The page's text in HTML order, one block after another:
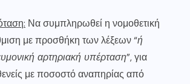
Να συμπληρωθεί η νομοθετική
με προσθήκη των λέξεων “ή
αρτηριακή υπέρταση”, για
με ποσοστό αναπηρίας από